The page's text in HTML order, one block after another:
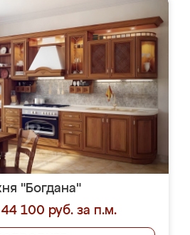
"Богдана"
100 руб. за п.м.